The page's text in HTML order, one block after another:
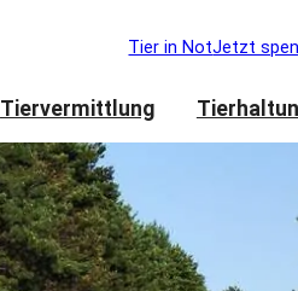
Tier in NotJetzt
Tiervermittlung